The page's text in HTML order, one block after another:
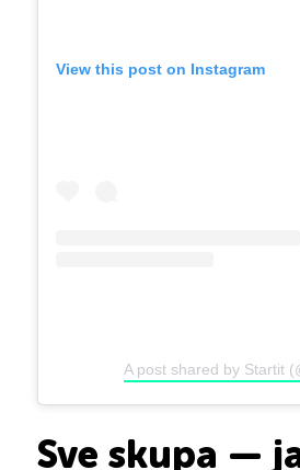
View this post on Instagram
A post shared by Startit
Sve skupa —